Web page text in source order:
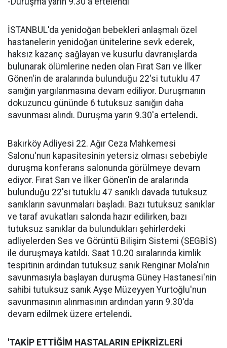
İSTANBUL'da yenidoğan bebekleri anlaşmalı özel
hastanelerin yenidoğan ünitelerine sevk ederek,
haksız kazanç sağlayan ve kusurlu davranışlarda
bulunarak ölümlerine neden olan Fırat Sarı ve İlker
Gönen'in de aralarında bulunduğu 22'si tutuklu 47
sanığın yargılanmasına devam ediliyor. Duruşmanın
dokuzuncu gününde 6 tutuksuz sanığın daha
savunması alındı. Duruşma yarın 9.30'a ertelendi.
Bakırköy Adliyesi 22. Ağır Ceza Mahkemesi
Salonu'nun kapasitesinin yetersiz olması sebebiyle
duruşma konferans salonunda görülmeye devam
ediyor. Fırat Sarı ve İlker Gönen'in de aralarında
bulunduğu 22'si tutuklu 47 sanıklı davada tutuksuz
sanıkların savunmaları başladı. Bazı tutuksuz sanıklar
ve taraf avukatları salonda hazır edilirken, bazı
tutuksuz sanıklar da bulundukları şehirlerdeki
adliyelerden Ses ve Görüntü Bilişim Sistemi (SEGBİS)
ile duruşmaya katıldı. Saat 10.20 sıralarında kimlik
tespitinin ardından tutuksuz sanık Renginar Mola'nın
savunmasıyla başlayan duruşma Güney Hastanesi'nin
sahibi tutuksuz sanık Ayşe Müzeyyen Yurtoğlu'nun
savunmasının alınmasının ardından yarın 9.30'da
devam edilmek üzere ertelendi.
'TAKİP ETTİĞİM HASTALARIN EPİKRİZLERİ